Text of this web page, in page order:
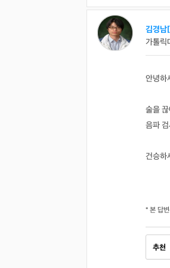
김경남
가톨릭
안녕하
술을
음파
건승하
* 본 답
추천